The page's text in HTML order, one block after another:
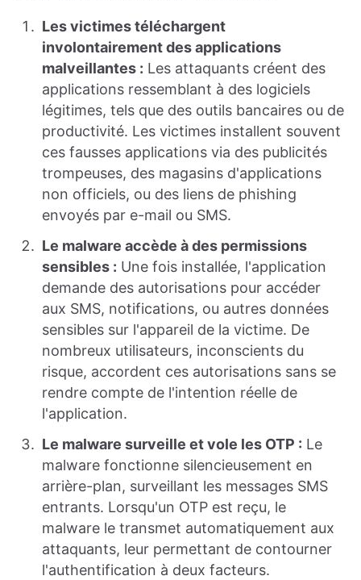
Les victimes téléchargent
involontairement des applications
malveillantes : Les attaquants créent des
applications ressemblant à des logiciels
légitimes, tels que des outils bancaires ou de
productivité. Les victimes installent souvent
ces fausses applications via des publicités
trompeuses, des magasins d'applications
non officiels, ou des liens de phishing
envoyés par e-mail ou SMS.
Le malware accède à des permissions
sensibles : Une fois installée, l'application
demande des autorisations pour accéder
aux SMS, notifications, ou autres données
sensibles sur l'appareil de la victime. De
nombreux utilisateurs, inconscients du
risque, accordent ces autorisations sans se
rendre compte de l'intention réelle de
l'application.
Le malware surveille et vole les OTP : Le
malware fonctionne silencieusement en
arrière-plan, surveillant les messages SMS
entrants. Lorsqu'un OTP est reçu, le
malware le transmet automatiquement aux
attaquants, leur permettant de contourner
l'authentification à deux facteurs.